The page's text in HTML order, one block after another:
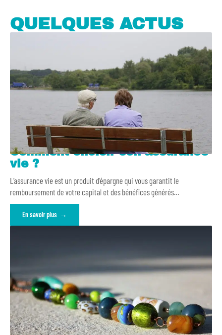
QUELQUES ACTUS
Comment choisir son assurance
vie ?
L’assurance vie est un produit d’épargne qui vous garantit le
remboursement de votre capital et des bénéfices générés…
En savoir plus